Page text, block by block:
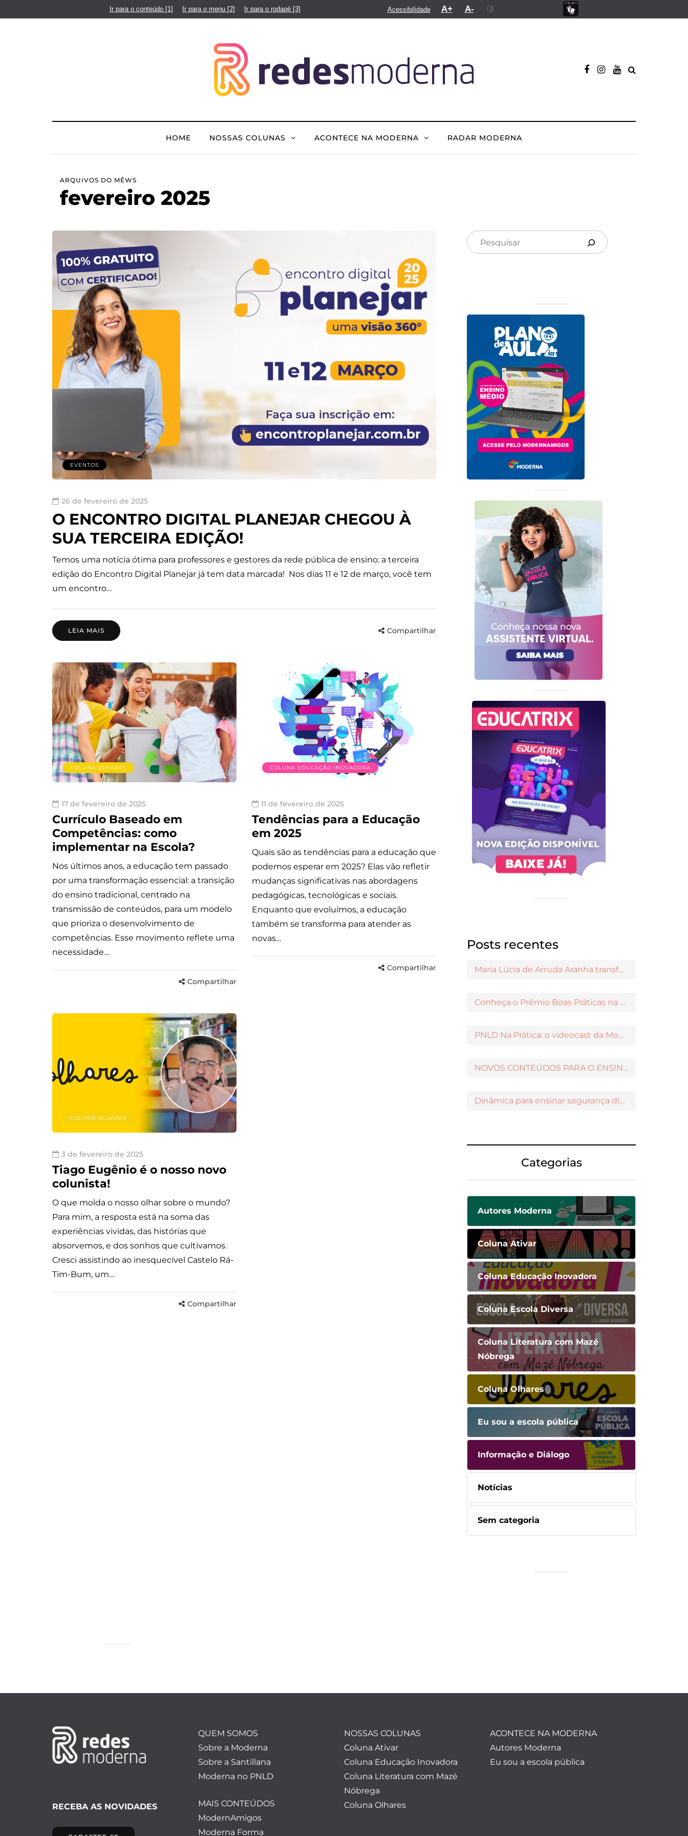
Ir para o conteúdo [1] Ir para o menu [2] Ir para o rodapé [3] Acessibilidade A+ A-
HOME NOSSAS COLUNAS ACONTECE NA MODERNA RADAR MODERNA
ARQUIVOS DO MÊWS
fevereiro 2025
EVENTOS
26 de fevereiro de 2025
O ENCONTRO DIGITAL PLANEJAR CHEGOU À
SUA TERCEIRA EDIÇÃO!
Temos uma notícia ótima para professores e gestores da rede pública de ensino: a terceira
edição do Encontro Digital Planejar já tem data marcada! Nos dias 11 e 12 de março, você tem
um encontro…
LEIA MAIS Compartilhar
COLUNA OLHARES
17 de fevereiro de 2025
Currículo Baseado em
Competências: como
implementar na Escola?
Nos últimos anos, a educação tem passado
por uma transformação essencial: a transição
do ensino tradicional, centrado na
transmissão de conteúdos, para um modelo
que prioriza o desenvolvimento de
competências. Esse movimento reflete uma
necessidade…
Compartilhar
COLUNA EDUCAÇÃO INOVADORA
11 de fevereiro de 2025
Tendências para a Educação
em 2025
Quais são as tendências para a educação que
podemos esperar em 2025? Elas vão refletir
mudanças significativas nas abordagens
pedagógicas, tecnológicas e sociais.
Enquanto que evoluímos, a educação
também se transforma para atender as
novas…
Compartilhar
COLUNA OLHARES
3 de fevereiro de 2025
Tiago Eugênio é o nosso novo
colunista!
O que molda o nosso olhar sobre o mundo?
Para mim, a resposta está na soma das
experiências vividas, das histórias que
absorvemos, e dos sonhos que cultivamos.
Cresci assistindo ao inesquecível Castelo Rá-
Tim-Bum, um…
Compartilhar
Posts recentes
Maria Lúcia de Arruda Aranha transformou o ensino de Filosofia no Brasil
Conheça o Prêmio Boas Práticas na Escola
PNLD Na Prática: o videocast da Moderna para apoiar a escolha das obras aprovadas
NOVOS CONTEÚDOS PARA O ENSINO MÉDIO DISPONÍVEIS NO MODERNAMIGOS
Dinâmica para ensinar segurança digital nos Anos Iniciais
Categorias
Autores Moderna
Coluna Ativar
Coluna Educação Inovadora
Coluna Escola Diversa
Coluna Literatura com Mazé
Nóbrega
Coluna Olhares
Eu sou a escola pública
Informação e Diálogo
Notícias
Sem categoria
RECEBA AS NOVIDADES
QUEM SOMOS
Sobre a Moderna
Sobre a Santillana
Moderna no PNLD
MAIS CONTEÚDOS
ModernAmigos
Moderna Forma
NOSSAS COLUNAS
Coluna Ativar
Coluna Educação Inovadora
Coluna Literatura com Mazé
Nóbrega
Coluna Olhares
ACONTECE NA MODERNA
Autores Moderna
Eu sou a escola pública